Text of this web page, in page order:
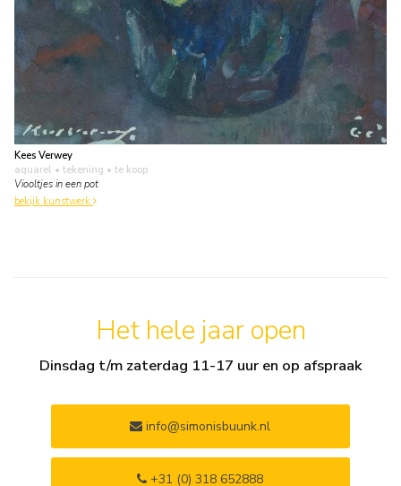
Kees Verwey
aquarel • tekening • te koop
Viooltjes in een pot
bekijk kunstwerk
Het hele jaar open
Dinsdag t/m zaterdag 11-17 uur en op afspraak
info@simonisbuunk.nl
+31 (0) 318 652888